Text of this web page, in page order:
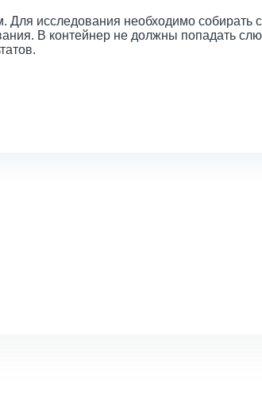
Для исследования необходимо собирать
В контейнер не должны попадать